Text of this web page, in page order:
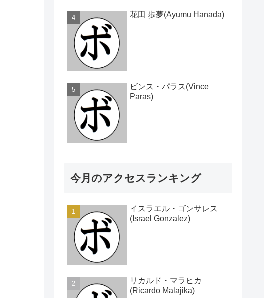
花田 歩夢(Ayumu Hanada)
ビンス・パラス(Vince
Paras)
今月のアクセスランキング
イスラエル・ゴンサレス
(Israel Gonzalez)
リカルド・マラヒカ
(Ricardo Malajika)